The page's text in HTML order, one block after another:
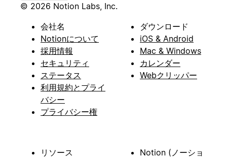
© 2026 Notion Labs, Inc.
会社名
Notionについて
採用情報
セキュリティ
ステータス
利用規約とプライ
バシー
プライバシー権
ダウンロード
iOS & Android
Mac & Windows
カレンダー
Webクリッパー
リソース
Notion (ノーショ